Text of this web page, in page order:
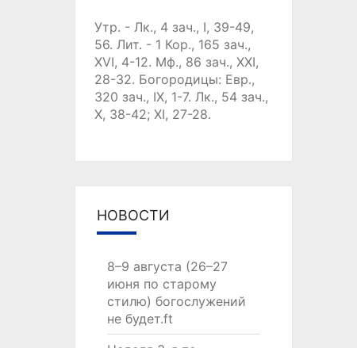
Утр. -Лк., 4 зач., I, 39-49,
56. Лит. - 1 Кор., 165 зач.,
XVI, 4-12. Мф., 86 зач., XXI,
28-32. Богородицы: Евр.,
320 зач., IX, 1-7. Лк., 54 зач.,
X, 38-42; XI, 27-28.
НОВОСТИ
8–9 августа (26–27
июня по старому
стилю) богослужений
не будет.ft